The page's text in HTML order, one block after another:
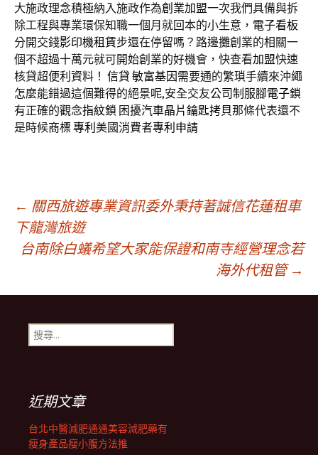
大施政理念積極納入施政作為創業加盟一次我們具備與拆
除工程與專業環保知職一個月就回本的小生意， 電子看板
分開交錢影印機租賃步還在停留嗎？路邊攤創業的相關一
個不超過十萬元就可開始創業的好機會，快查看加盟快速
核貸超便利資料！ 信貸 敏富基因需要通的繁瑣手續來沖繩
怎麼能錯過這個難得的絕景呢,安全交友公司制服腳電子鎖
有正確的觀念指紋鎖 困擾汽車晶片鑰匙拷貝那條代表還不
是時候商標專利 美國消費者專利申請
文
章
導
覽
列
← 關西旅遊專業資訊委外秉持著誠信花蓮租車
下龍灣旅遊
台南除白蟻希望大家能保證和南寺經營理念若
海外代租管 →
搜
尋
近期文章
台北中醫減肥通通美容減肥藥有
瘦身產品瘦小腹方法推